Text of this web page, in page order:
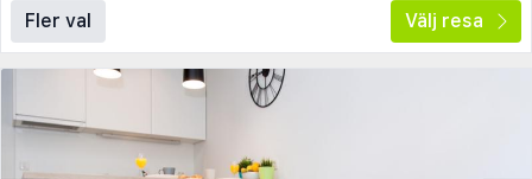
Fler val Välj resa